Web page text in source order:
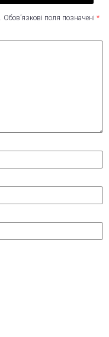
Обов’язкові поля позначені *